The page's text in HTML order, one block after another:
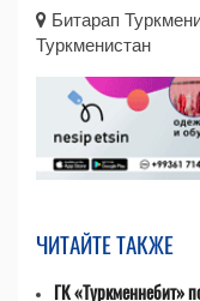
Битарап
Туркменистан
ЧИТАЙТЕ ТАКЖЕ
ГК «Туркменнебит»